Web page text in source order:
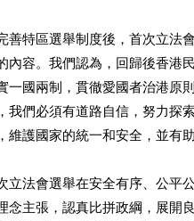
善特區選舉制度後，首次立法
內容。我們認為，回歸後香港
一國兩制，貫徹愛國者治港原
我們必須有道路自信，努力探
維護國家的統一和安全，並有
立法會選舉在安全有序、公平
念主張，認真比拼政綱，展開